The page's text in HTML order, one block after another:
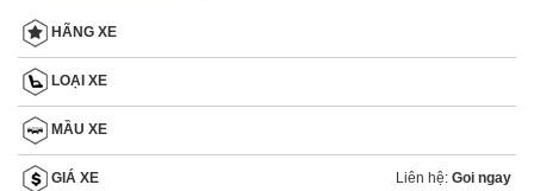
HÃNG XE
LOẠI XE
MẦU XE
GIÁ XE Liên hệ: Goi ngay